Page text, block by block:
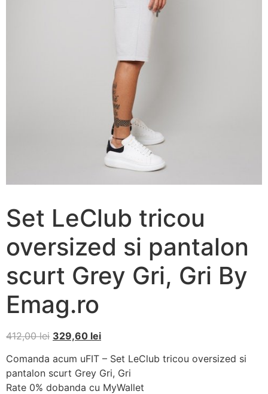
Set LeClub tricou
oversized si pantalon
scurt Grey Gri, Gri By
Emag.ro
412,00lei 329,60 lei
Comanda acum uFIT – Set LeClub tricou oversized si
pantalon scurt Grey Gri, Gri
Rate 0% dobanda cu MyWallet